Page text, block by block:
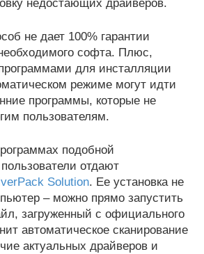
недостающих драйверов.
не дает 100% гарантии
софта. Плюс,
для инсталляции
режиме могут идти
программы, которые не
пользователям.
подобной
отдают
Solution. Ее установка не
– можно прямо запустить
загруженный с официального
автоматическое сканирование
актуальных драйверов и